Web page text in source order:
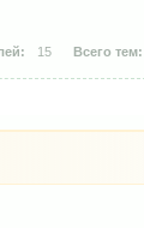
15